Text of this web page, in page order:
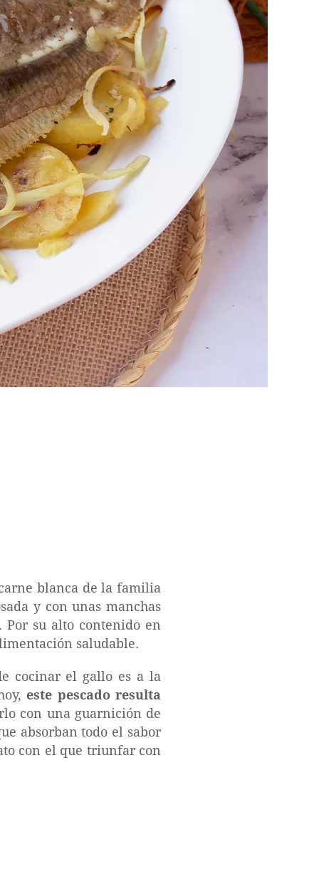
blanca de la familia
y con unas manchas
Por su alto contenido en
saludable.
cocinar el gallo es a la
este pescado resulta
con una guarnición de
absorban todo el sabor
con el que triunfar con